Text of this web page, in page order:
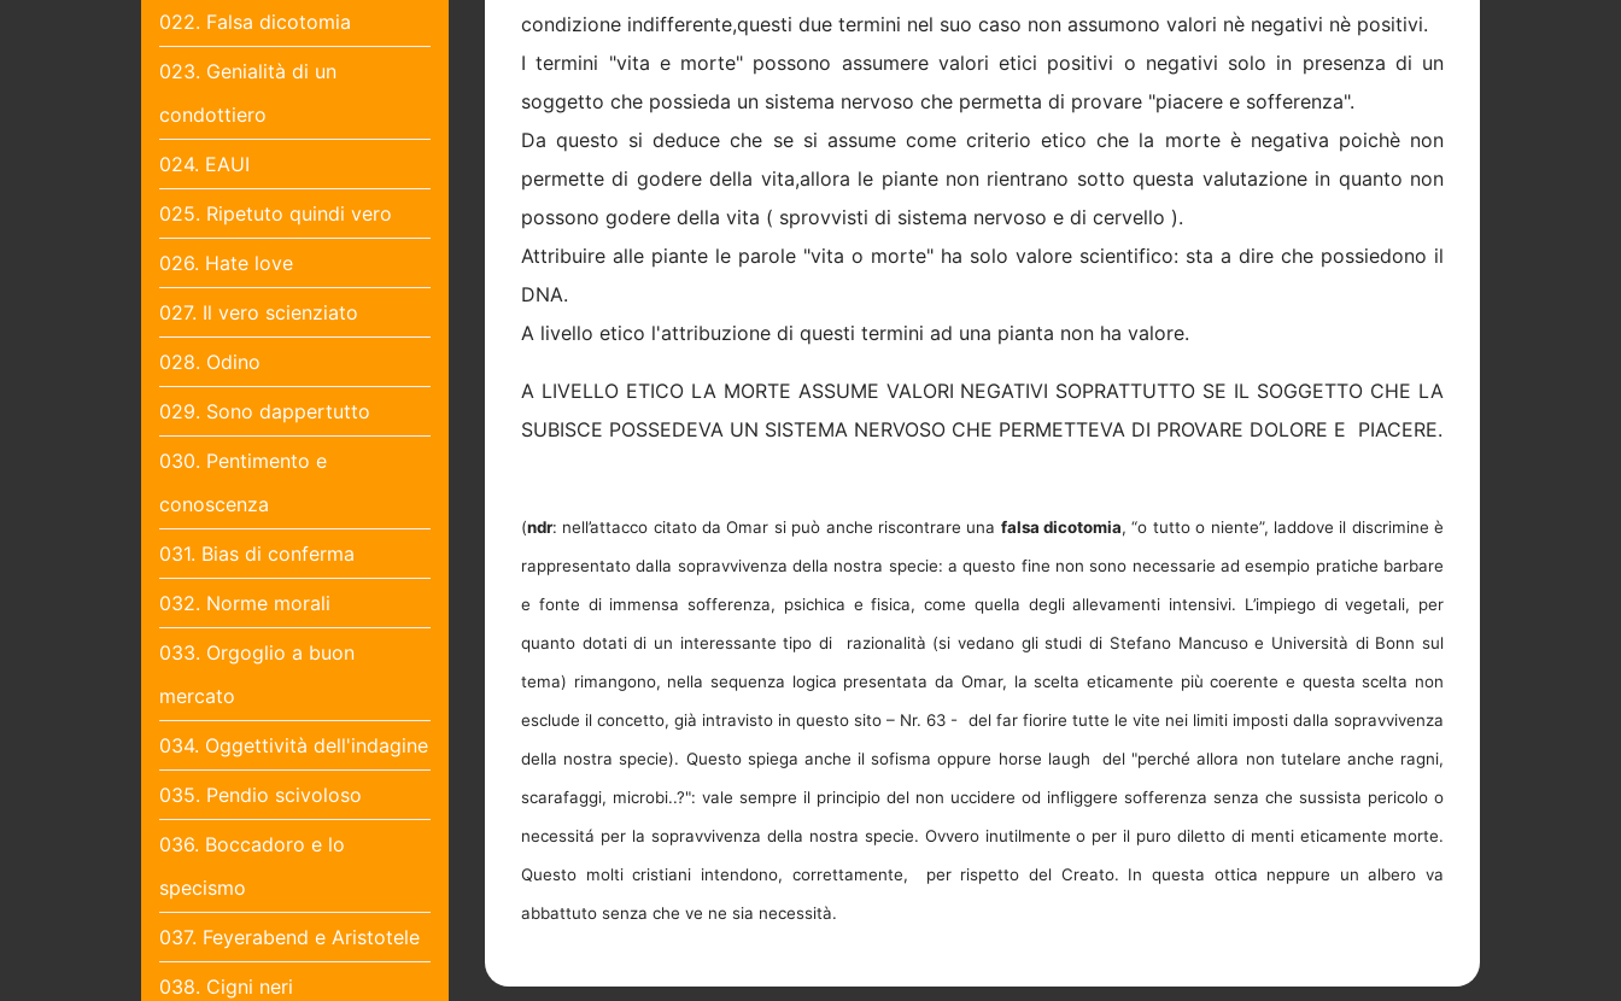
022. Falsa dicotomia
023. Genialità di un
condottiero
024. EAUI
025. Ripetuto quindi vero
026. Hate love
027. Il vero scienziato
028. Odino
029. Sono dappertutto
030. Pentimento e
conoscenza
031. Bias di conferma
032. Norme morali
033. Orgoglio a buon
mercato
034. Oggettività dell'indagine
035. Pendio scivoloso
036. Boccadoro e lo
specismo
037. Feyerabend e Aristotele
038. Cigni neri
condizione indifferente,questi due termini nel suo caso non assumono valori nè negativi nè positivi.
I termini "vita e morte" possono assumere valori etici positivi o negativi solo in presenza di un
soggetto che possieda un sistema nervoso che permetta di provare "piacere e sofferenza".
Da questo si deduce che se si assume come criterio etico che la morte è negativa poichè non
permette di godere della vita,allora le piante non rientrano sotto questa valutazione in quanto non
possono godere della vita ( sprovvisti di sistema nervoso e di cervello ).
Attribuire alle piante le parole "vita o morte" ha solo valore scientifico: sta a dire che possiedono il
DNA.
A livello etico l'attribuzione di questi termini ad una pianta non ha valore.
A LIVELLO ETICO LA MORTE ASSUME VALORI NEGATIVI SOPRATTUTTO SE IL SOGGETTO CHE LA
SUBISCE POSSEDEVA UN SISTEMA NERVOSO CHE PERMETTEVA DI PROVARE DOLORE E PIACERE.
(ndr: nell’attacco citato da Omar si può anche riscontrare una falsa dicotomia, “o tutto o niente”, laddove il discrimine è
rappresentato dalla sopravvivenza della nostra specie: a questo fine non sono necessarie ad esempio pratiche barbare
e fonte di immensa sofferenza, psichica e fisica, come quella degli allevamenti intensivi. L’impiego di vegetali, per
quanto dotati di un interessante tipo di
razionalità (si vedano gli studi di Stefano Mancuso e Università di Bonn sul
tema) rimangono, nella sequenza logica presentata da Omar, la scelta eticamente più coerente e questa scelta non
esclude il concetto, già intravisto in questo sito – Nr. 63 - del far fiorire tutte le vite nei limiti imposti dalla sopravvivenza
della nostra specie). Questo spiega anche il sofisma oppure horse laugh del "perché allora non tutelare anche ragni,
scarafaggi, microbi..?": vale sempre il principio del non uccidere od infliggere sofferenza senza che sussista pericolo o
necessitá per la sopravvivenza della nostra specie. Ovvero inutilmente o per il puro diletto di menti eticamente morte.
Questo molti cristiani intendono, correttamente, per rispetto del Creato. In questa ottica neppure un albero va
abbattuto senza che ve ne sia necessità.